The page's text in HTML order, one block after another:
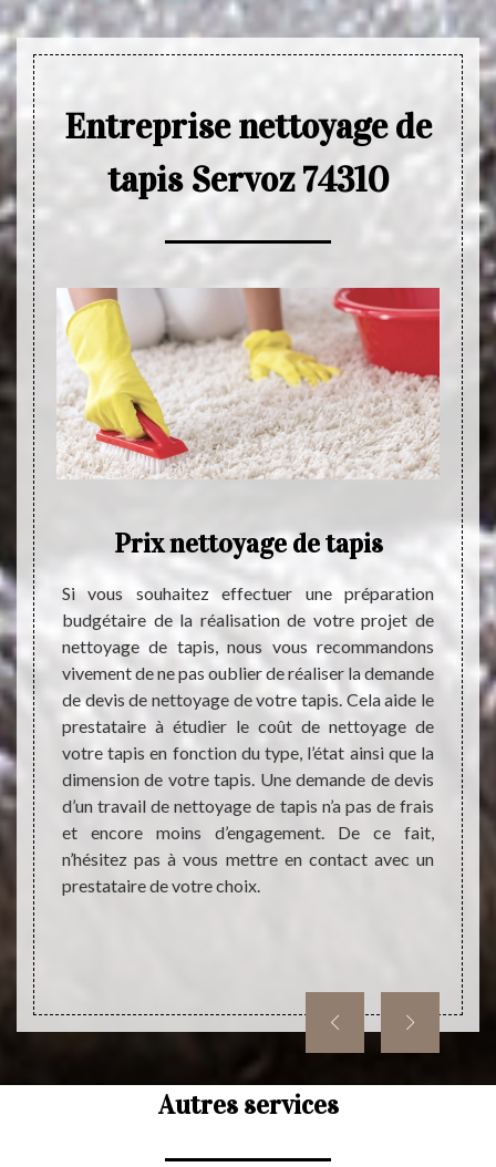
Entreprise nettoyage de
tapis Servoz 74310
très
et
pas
vous
de
Prix nettoyage de tapis
Si vous souhaitez effectuer une préparation
budgétaire de la réalisation de votre projet de
nettoyage de tapis, nous vous recommandons
vivement de ne pas oublier de réaliser la demande
de devis de nettoyage de votre tapis. Cela aide le
prestataire à étudier le coût de nettoyage de
votre tapis en fonction du type, l’état ainsi que la
dimension de votre tapis. Une demande de devis
d’un travail de nettoyage de tapis n’a pas de frais
et encore moins d’engagement. De ce fait,
n’hésitez pas à vous mettre en contact avec un
prestataire de votre choix.
Les
pour
les
Autres services